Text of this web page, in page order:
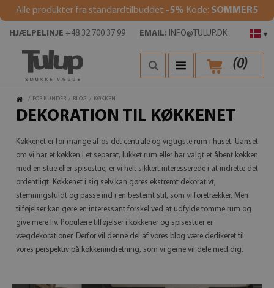
Alle produkter fra standardtilbuddet -5% Kode: SOMMER5
▾
HJÆLPELINJE +48 32 700 37 99 EMAIL: INFO@TULUP.DK
(0)
/ FOR KUNDER / BLOG / KØKKEN
DEKORATION TIL KØKKENET
Køkkenet er for mange af os det centrale og vigtigste rum i huset. Uanset
om vi har et køkken i et separat, lukket rum eller har valgt et åbent køkken
med en stue eller spisestue, er vi helt sikkert interesserede i at indrette det
ordentligt. Køkkenet i sig selv kan gøres ekstremt dekorativt,
stemningsfuldt og passe ind i en bestemt stil, som vi foretrækker. Men
tilføjelser kan gøre en interessant forskel ved at udfylde tomme rum og
give mere liv. Populære tilføjelser i køkkener og spisestuer er
vægdekorationer. Derfor vil denne del af vores blog være dedikeret til
vores perspektiv på køkkenindretning, som vi gerne vil dele med dig.